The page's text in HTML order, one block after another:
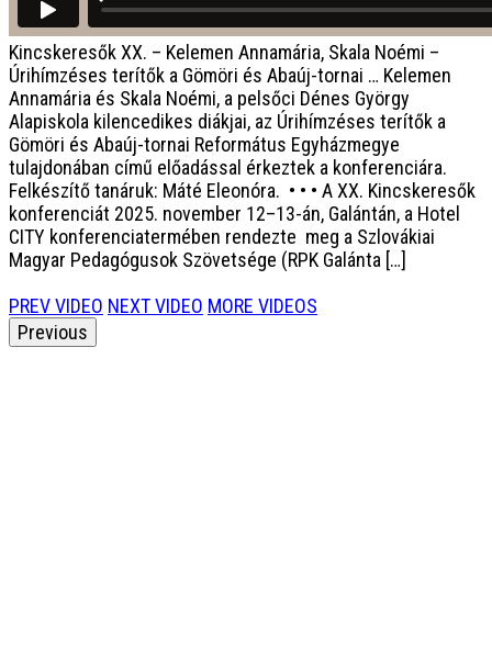
Kincskeresők XX. – Kelemen Annamária, Skala Noémi –
Úrihímzéses terítők a Gömöri és Abaúj-tornai … Kelemen
Annamária és Skala Noémi, a pelsőci Dénes György
Alapiskola kilencedikes diákjai, az Úrihímzéses terítők a
Gömöri és Abaúj-tornai Református Egyházmegye
tulajdonában című előadással érkeztek a konferenciára.
Felkészítő tanáruk: Máté Eleonóra. • • • A XX. Kincskeresők
konferenciát 2025. november 12–13-án, Galántán, a Hotel
CITY konferenciatermében rendezte meg a Szlovákiai
Magyar Pedagógusok Szövetsége (RPK Galánta […]
PREV VIDEO NEXT VIDEO MORE VIDEOS
Previous